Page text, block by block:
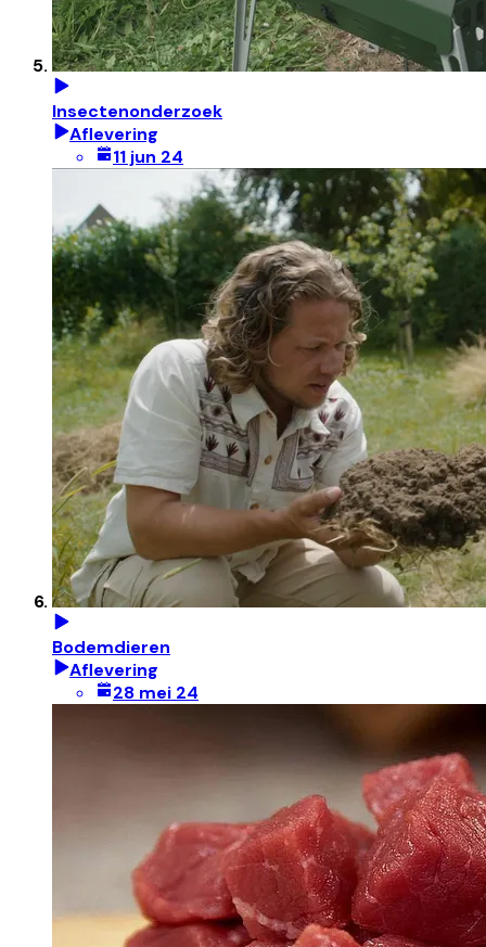
Insectenonderzoek
Aflevering
11 jun 24
Bodemdieren
Aflevering
28 mei 24